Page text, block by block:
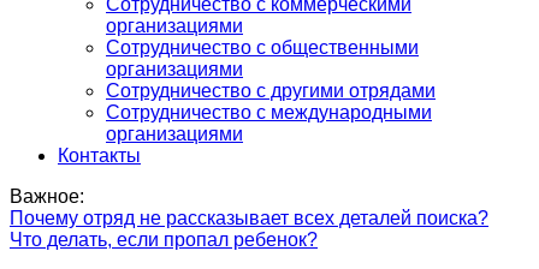
Сотрудничество с коммерческими
организациями
Сотрудничество с общественными
организациями
Сотрудничество с другими отрядами
Сотрудничество с международными
организациями
Контакты
Важное:
Почему отряд не рассказывает всех деталей поиска?
Что делать, если пропал ребенок?